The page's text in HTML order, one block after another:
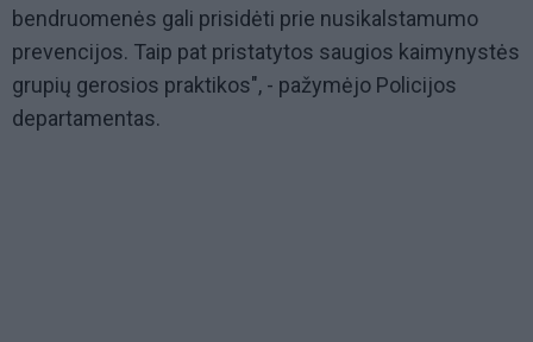
bendruomenės gali prisidėti prie nusikalstamumo
prevencijos. Taip pat pristatytos saugios kaimynystės
grupių gerosios praktikos", - pažymėjo Policijos
departamentas.